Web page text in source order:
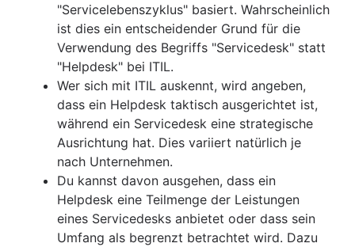
"Servicelebenszyklus" basiert. Wahrscheinlich
ist dies ein entscheidender Grund für die
Verwendung des Begriffs "Servicedesk" statt
"Helpdesk" bei ITIL.
Wer sich mit ITIL auskennt, wird angeben,
dass ein Helpdesk taktisch ausgerichtet ist,
während ein Servicedesk eine strategische
Ausrichtung hat. Dies variiert natürlich je
nach Unternehmen.
Du kannst davon ausgehen, dass ein
Helpdesk eine Teilmenge der Leistungen
eines Servicedesks anbietet oder dass sein
Umfang als begrenzt betrachtet wird. Dazu